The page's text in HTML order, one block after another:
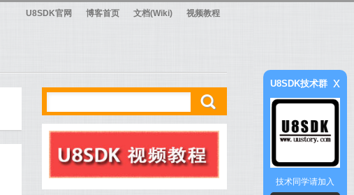
U8SDK官网 博客首页 文档(Wiki) 视频教程
ő
U8SDK技术群 x
技术同学请加入